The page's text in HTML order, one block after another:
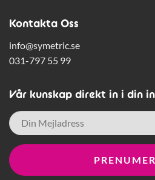
Kontakta Oss
info@symetric.se
031-797 55 99
Vår kunskap direkt in i din
E-
post *